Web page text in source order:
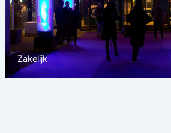
Zakelijk